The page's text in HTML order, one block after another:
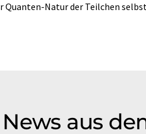
Quanten-Natur der Teilchen
aus